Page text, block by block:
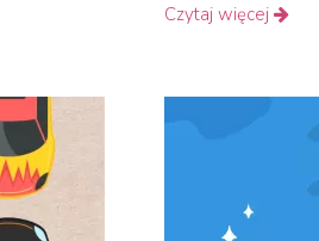
Czytaj więcej